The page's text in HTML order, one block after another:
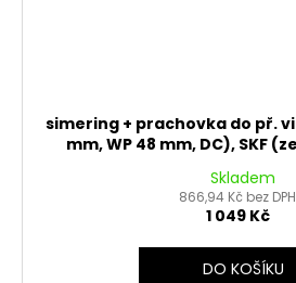
simering + prachovka do př.
mm, WP 48 mm, DC), SKF
Skladem
866,94 Kč bez DPH
1 049 Kč
DO KOŠÍKU